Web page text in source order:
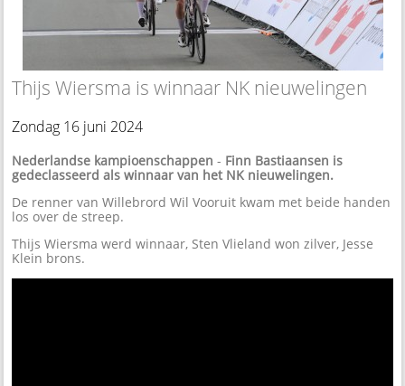
Thijs Wiersma is winnaar NK nieuwelingen
Zondag 16 juni 2024
Nederlandse kampioenschappen - Finn Bastiaansen is
gedeclasseerd als winnaar van het NK nieuwelingen.
De renner van Willebrord Wil Vooruit kwam met beide handen
los over de streep.
Thijs Wiersma werd winnaar, Sten Vlieland won zilver, Jesse
Klein brons.